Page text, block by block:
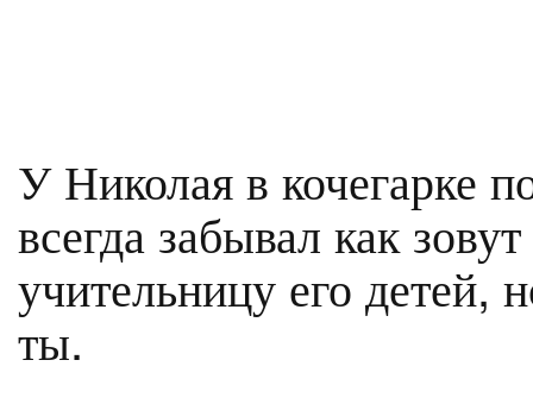
У Николая в кочегарке
всегда забывал как
учительницу его детей,
ты.